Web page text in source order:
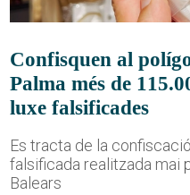
Confisquen al
Palma més de
luxe falsificades
Es tracta de la
falsificada realitzada mai
Balears